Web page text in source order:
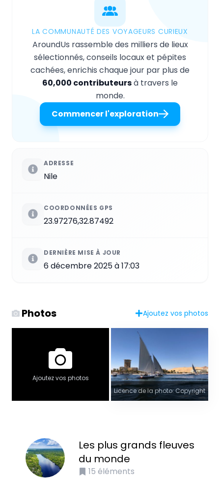
LA COMMUNAUTÉ DES VOYAGEURS CURIEUX
AroundUs rassemble des milliers de lieux
sélectionnés, conseils locaux et pépites
cachées, enrichis chaque jour par plus de
60,000 contributeursà travers le
monde.
Commencer l'exploration
ADRESSE
Nile
COORDONNÉES GPS
23.97276,32.87492
DERNIÈRE MISE À JOUR
6 décembre 2025 à 17:03
Photos Ajoutez vos photos
Ajoutez vos photos
Licence de la photo: Copyright
Les plus grands fleuves
du monde
15 éléments